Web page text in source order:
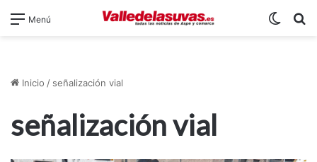
Menú
Inicio / señalización vial
señalización vial